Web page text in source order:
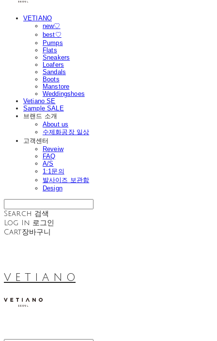
VETIANO
new♡
best♡
Pumps
Flats
Sneakers
Loafers
Sandals
Boots
Manstore
Weddingshoes
Vetiano SE
Sample SALE
브랜드 소개
About us
수제화공장 일상
고객센터
Reveiw
FAQ
A/S
1:1문의
발사이즈 보관함
Design
Search 검색
Log In 로그인
Cart장바구니
V E T I A N O